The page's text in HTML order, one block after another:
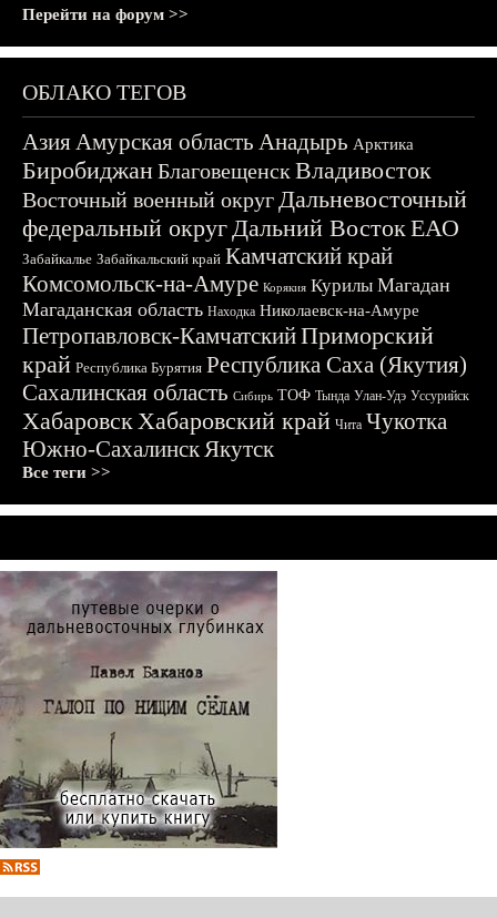
Перейти на форум >>
ОБЛАКО ТЕГОВ
АзияАмурская область Анадырь Арктика
БиробиджанБлаговещенскВладивосток
Восточный военный округДальневосточный
федеральный округДальний ВостокЕАО
Забайкалье Забайкальский край Камчатский край
Комсомольск-на-Амуре Корякия Курилы Магадан
Магаданская область Находка Николаевск-на-Амуре
Петропавловск-КамчатскийПриморский
край Республика Бурятия Республика Саха (Якутия)
Сахалинская область Сибирь ТОФ Тында Улан-Удэ Уссурийск
ХабаровскХабаровский край Чита Чукотка
Южно-СахалинскЯкутск
Все теги >>